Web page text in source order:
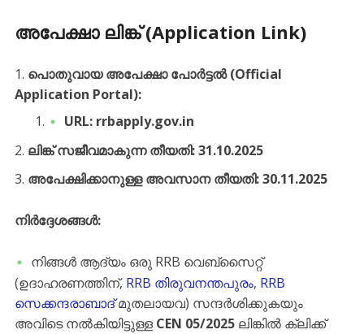
അപേക്ഷാ ലിങ്ക് (Application Link)
പൊതുവായ അപേക്ഷാ പോർട്ടൽ (Official
Application Portal):
URL: rrbapply.gov.in
ലിങ്ക് സജീവമാകുന്ന തീയതി:31.10.2025
അപേക്ഷിക്കാനുള്ള അവസാന തീയതി:30.11.2025
നിർദ്ദേശങ്ങൾ:
​നിങ്ങൾ ആദ്യം ഒരു RRB വെബ്സൈറ്റ്
(ഉദാഹരണത്തിന്, RRB തിരുവനന്തപുരം, RRB
സെക്കന്ദരാബാദ്മുതലായവ) സന്ദർശിക്കുകയും
അവിടെ നൽകിയിട്ടുള്ള CEN 05/2025ലിങ്കിൽ ക്ലിക്ക്